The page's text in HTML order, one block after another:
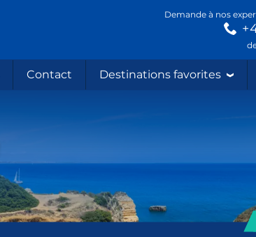
Demande à nos
Contact Destinations favorites